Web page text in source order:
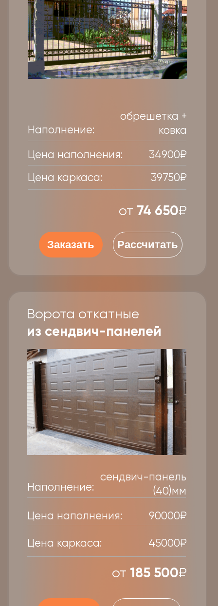
Заказать
49 750₽
Рассчитать
Цена каркаса: 39750₽
из обрешетки
Наполнение:
проф. труба
20х20 (2)мм
Цена наполнения: 10000₽
Ворота откатные
деревянные
Заказать
74 250₽
Рассчитать
Цена каркаса: 39750₽
лиственница
(20)мм
Цена наполнения: 34500₽
Ворота на любой вкус
множества вариантов наполнения,